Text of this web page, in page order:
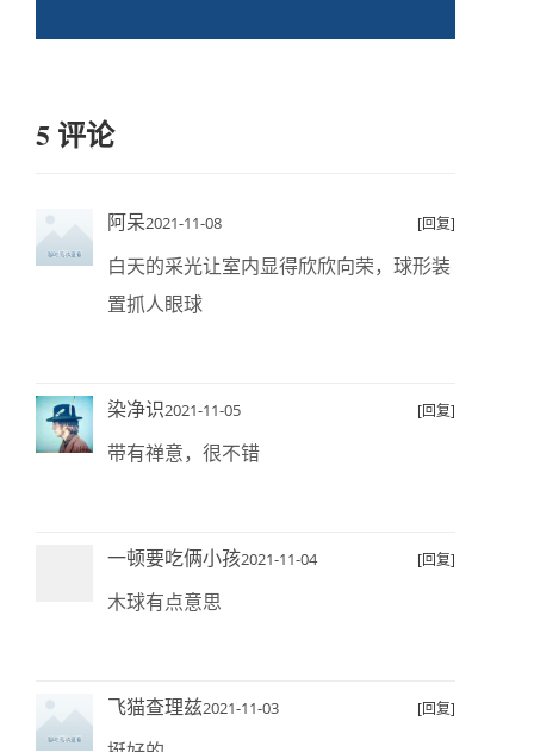
5 评论
阿呆2021-11-08 [回复]
白天的采光让室内显得欣欣向荣，球形装
置抓人眼球
染净识2021-11-05 [回复]
带有禅意，很不错
一顿要吃俩小孩2021-11-04 [回复]
木球有点意思
飞猫查理兹2021-11-03 [回复]